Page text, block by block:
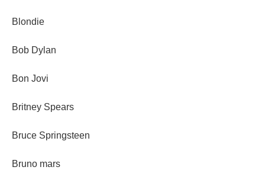
Blondie
Bob Dylan
Bon Jovi
Britney Spears
Bruce Springsteen
Bruno mars